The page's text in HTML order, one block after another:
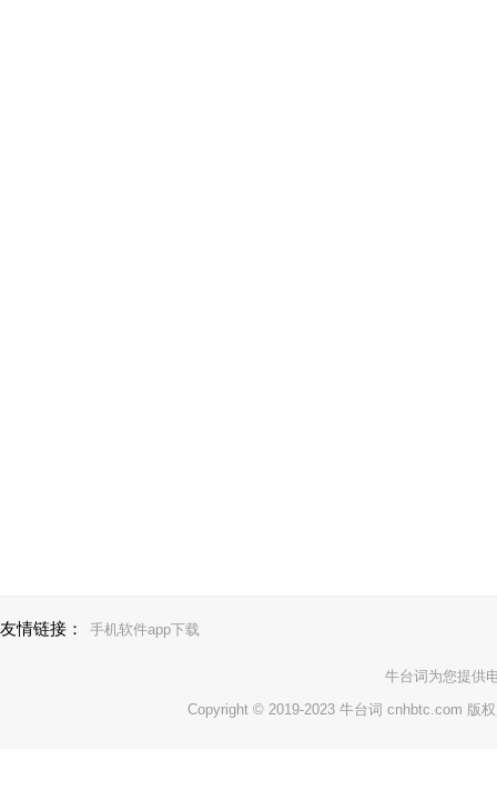
友情链接： 手机软件app下载
牛台词 为您提供
Copyright © 2019-2023 牛台词 cnhbtc.com 版